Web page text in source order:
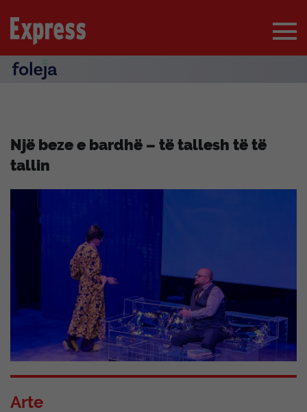
Një beze e bardhë – të tallesh të të
tallin
Arte